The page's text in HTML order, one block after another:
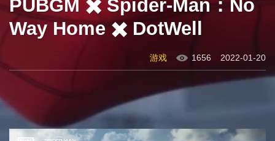
PUBGM ✖️ Spider-Man：No
Way Home ✖️ DotWell
游戏 1656 2022-01-20